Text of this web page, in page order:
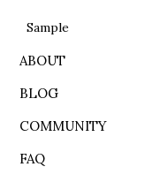
Sample
ABOUT
BLOG
COMMUNITY
FAQ